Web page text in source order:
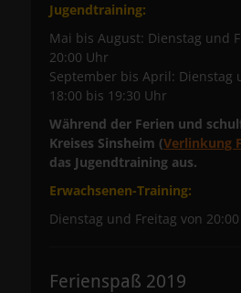
Jugendtraining:
Mai bis August: Dienstag und
20:00 Uhr
September bis April: Dienstag
18:00 bis 19:30 Uhr
Während der Ferien und
Kreises Sinsheim (Verlinkung
das Jugendtraining aus.
Erwachsenen-Training:
Dienstag und Freitag von
Ferienspaß 2019